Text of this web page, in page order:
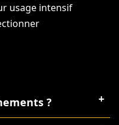
usage intensif
?